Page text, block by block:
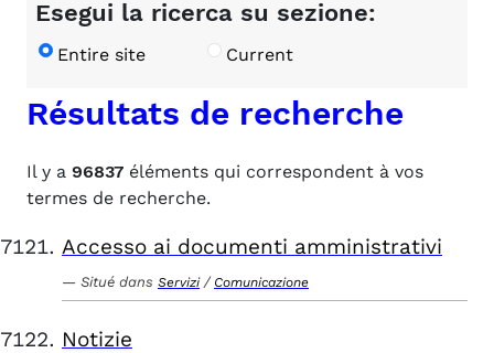
Esegui la ricerca su sezione:
Entire site Current
Résultats de recherche
Il y a 96837 éléments qui correspondent à vos
termes de recherche.
Accesso ai documenti amministrativi
Situé dans Servizi / Comunicazione
Notizie